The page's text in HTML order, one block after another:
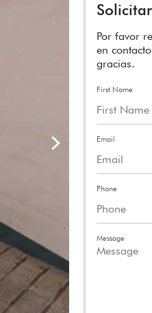
Por favor
en
gracias.
First Name
Email
Phone
Message